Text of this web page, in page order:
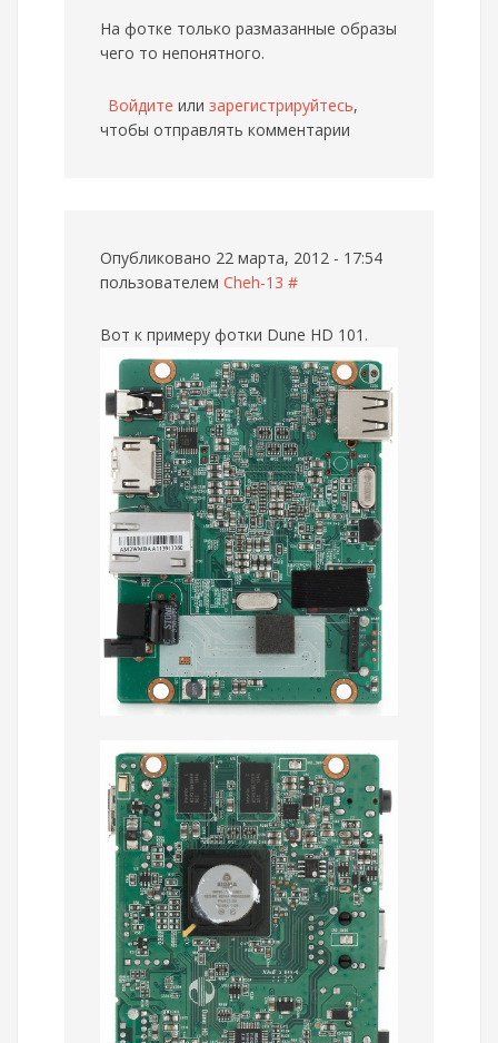
На фотке только размазанные образы
чего то непонятного.
Войдите или зарегистрируйтесь,
чтобы отправлять комментарии
Опубликовано 22 марта, 2012 - 17:54
пользователем Cheh-13 #
Вот к примеру фотки Dune HD 101.